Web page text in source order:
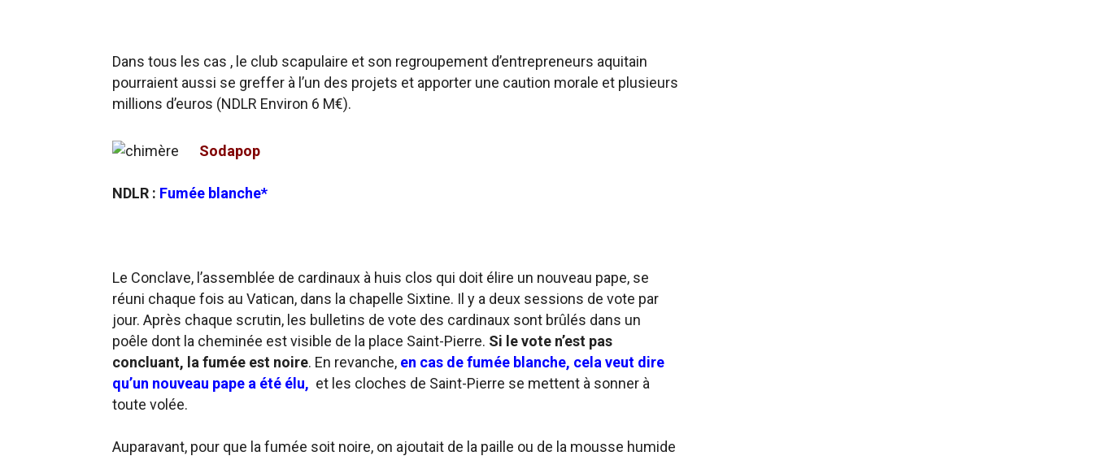
Dans tous les cas , le club scapulaire et son regroupement d’entrepreneurs aquitain
pourraient aussi se greffer à l’un des projets et apporter une caution morale et plusieurs
millions d’euros (NDLR Environ 6 M€).
Sodapop
NDLR : Fumée blanche*
Le Conclave, l’assemblée de cardinaux à huis clos qui doit élire un nouveau pape, se
réuni chaque fois au Vatican, dans la chapelle Sixtine. Il y a deux sessions de vote par
jour. Après chaque scrutin, les bulletins de vote des cardinaux sont brûlés dans un
poêle dont la cheminée est visible de la place Saint-Pierre. Si le vote n’est pas
concluant, la fumée est noire. En revanche, en cas de fumée blanche, cela veut dire
qu’un nouveau pape a été élu, et les cloches de Saint-Pierre se mettent à sonner à
toute volée.
Auparavant, pour que la fumée soit noire, on ajoutait de la paille ou de la mousse humide